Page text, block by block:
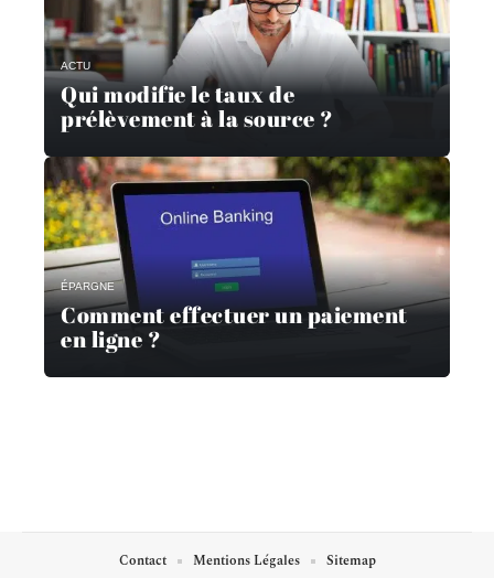
ACTU
Qui modifie le taux de
prélèvement à la source ?
ÉPARGNE
Comment effectuer un paiement
en ligne ?
Contact Mentions Légales Sitemap